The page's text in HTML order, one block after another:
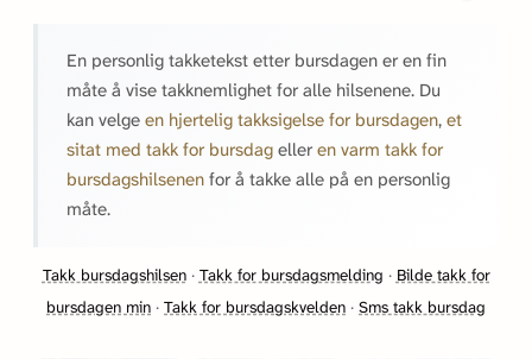
En personlig takketekst etter bursdagen er en fin
måte å vise takknemlighet for alle hilsenene. Du
kan velge en hjertelig takksigelse for bursdagen, et
sitat med takk for bursdag eller en varm takk for
bursdagshilsenen for å takke alle på en personlig
måte.
Takk bursdagshilsen· Takk for bursdagsmelding · Bilde takk for
bursdagen min · Takk for bursdagskvelden · Sms takk bursdag